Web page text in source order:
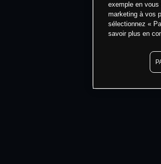
exemple en
marketing à vos
sélectionnez «
savoir plus en